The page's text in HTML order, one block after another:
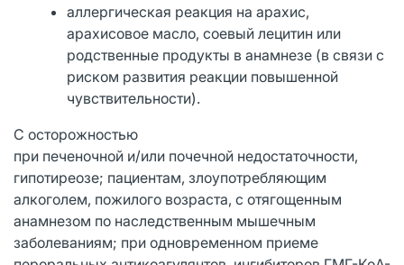
аллергическая реакция на арахис,
арахисовое масло, соевый лецитин или
родственные продукты в анамнезе (в связи с
риском развития реакции повышенной
чувствительности).
С осторожностью
при печеночной и/или почечной недостаточности,
гипотиреозе; пациентам, злоупотребляющим
алкоголем, пожилого возраста, с отягощенным
анамнезом по наследственным мышечным
заболеваниям; при одновременном приеме